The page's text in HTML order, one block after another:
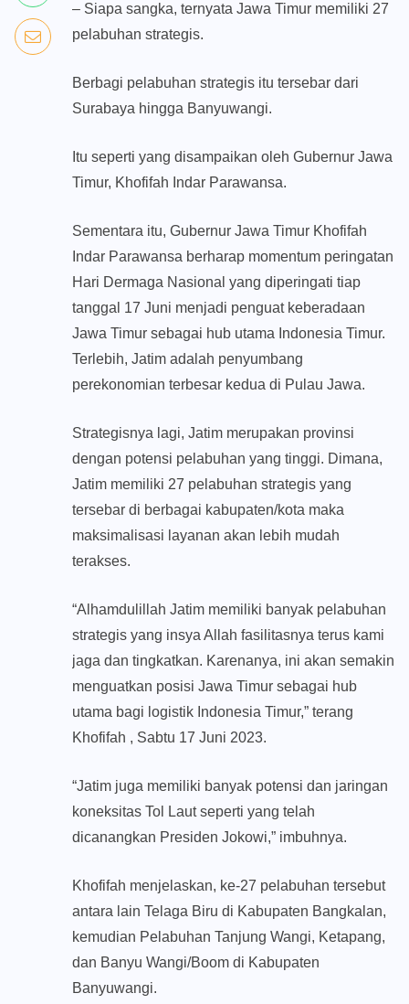
– Siapa sangka, ternyata Jawa Timur memiliki 27
pelabuhan strategis.
Berbagi pelabuhan strategis itu tersebar dari
Surabaya hingga Banyuwangi.
Itu seperti yang disampaikan oleh Gubernur Jawa
Timur, Khofifah Indar Parawansa.
Sementara itu, Gubernur Jawa Timur Khofifah
Indar Parawansa berharap momentum peringatan
Hari Dermaga Nasional yang diperingati tiap
tanggal 17 Juni menjadi penguat keberadaan
Jawa Timur sebagai hub utama Indonesia Timur.
Terlebih, Jatim adalah penyumbang
perekonomian terbesar kedua di Pulau Jawa.
Strategisnya lagi, Jatim merupakan provinsi
dengan potensi pelabuhan yang tinggi. Dimana,
Jatim memiliki 27 pelabuhan strategis yang
tersebar di berbagai kabupaten/kota maka
maksimalisasi layanan akan lebih mudah
terakses.
“Alhamdulillah Jatim memiliki banyak pelabuhan
strategis yang insya Allah fasilitasnya terus kami
jaga dan tingkatkan. Karenanya, ini akan semakin
menguatkan posisi Jawa Timur sebagai hub
utama bagi logistik Indonesia Timur,” terang
Khofifah , Sabtu 17 Juni 2023.
“Jatim juga memiliki banyak potensi dan jaringan
koneksitas Tol Laut seperti yang telah
dicanangkan Presiden Jokowi,” imbuhnya.
Khofifah menjelaskan, ke-27 pelabuhan tersebut
antara lain Telaga Biru di Kabupaten Bangkalan,
kemudian Pelabuhan Tanjung Wangi, Ketapang,
dan Banyu Wangi/Boom di Kabupaten
Banyuwangi.